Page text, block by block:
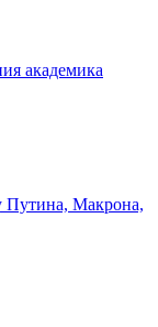
академика
Макрона,